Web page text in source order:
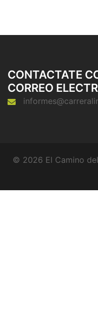
CONTACTATE
CORREO
© 2026 El Camino